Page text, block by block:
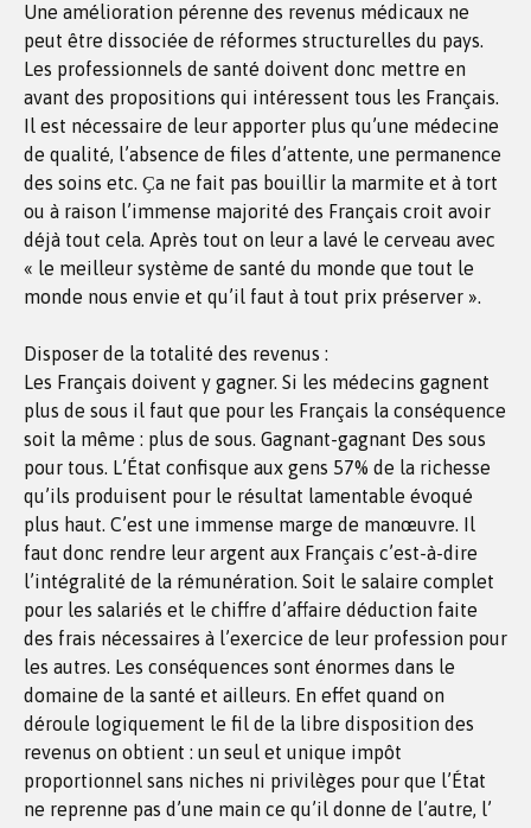
Une amélioration pérenne des revenus médicaux ne
peut être dissociée de réformes structurelles du pays.
Les professionnels de santé doivent donc mettre en
avant des propositions qui intéressent tous les Français.
Il est nécessaire de leur apporter plus qu’une médecine
de qualité, l’absence de files d’attente, une permanence
des soins etc. Ҫa ne fait pas bouillir la marmite et à tort
ou à raison l’immense majorité des Français croit avoir
déjà tout cela. Après tout on leur a lavé le cerveau avec
« le meilleur système de santé du monde que tout le
monde nous envie et qu’il faut à tout prix préserver ».
Disposer de la totalité des revenus :
Les Français doivent y gagner. Si les médecins gagnent
plus de sous il faut que pour les Français la conséquence
soit la même : plus de sous. Gagnant-gagnant Des sous
pour tous. L’État confisque aux gens 57% de la richesse
qu’ils produisent pour le résultat lamentable évoqué
plus haut. C’est une immense marge de manœuvre. Il
faut donc rendre leur argent aux Français c’est-à-dire
l’intégralité de la rémunération. Soit le salaire complet
pour les salariés et le chiffre d’affaire déduction faite
des frais nécessaires à l’exercice de leur profession pour
les autres. Les conséquences sont énormes dans le
domaine de la santé et ailleurs. En effet quand on
déroule logiquement le fil de la libre disposition des
revenus on obtient : un seul et unique impôt
proportionnel sans niches ni privilèges pour que l’État
ne reprenne pas d’une main ce qu’il donne de l’autre, l’